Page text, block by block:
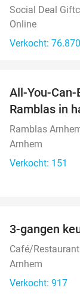
Social Deal
Online
Verkocht: 76.870
All-You-
Ramblas in
Ramblas
Arnhem
Verkocht: 151
3-gangen
Café/
Arnhem
Verkocht: 917